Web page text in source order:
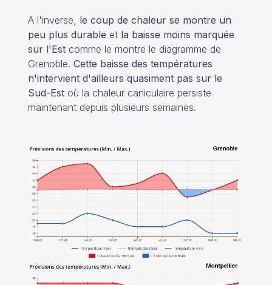
A l'inverse, le coup de chaleur se montre un
peu plus durable et la baisse moins marquée
sur l'Est comme le montre le diagramme de
Grenoble. Cette baisse des températures
n'intervient d'ailleurs quasiment pas sur le
Sud-Est où la chaleur caniculaire persiste
maintenant depuis plusieurs semaines.